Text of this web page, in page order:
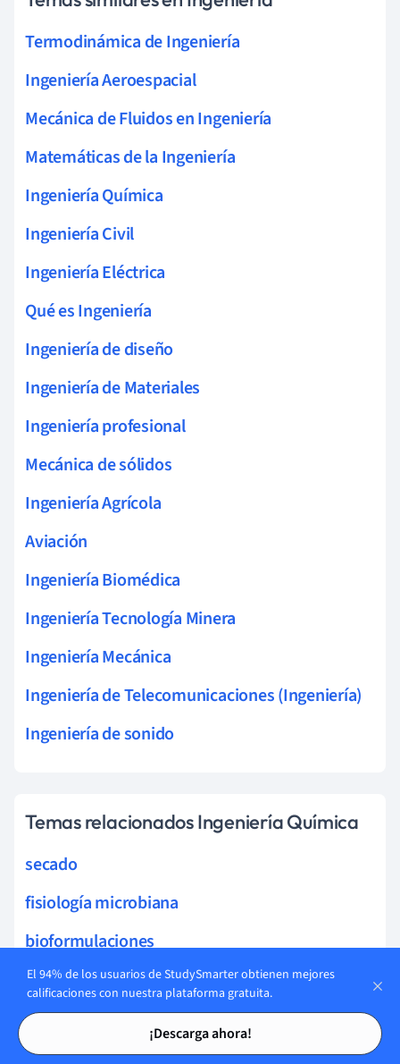
Tarjetas de estudio
Tarjetas de estudio
Termodinámica de Ingeniería
Ingeniería Aeroespacial
Mecánica de Fluidos en Ingeniería
Matemáticas de la Ingeniería
Ingeniería Química
Ingeniería Civil
Ingeniería Eléctrica
Qué es Ingeniería
Ingeniería de diseño
Ingeniería de Materiales
Ingeniería profesional
Mecánica de sólidos
Ingeniería Agrícola
Aviación
Ingeniería Biomédica
Ingeniería Tecnología Minera
Ingeniería Mecánica
Ingeniería de Telecomunicaciones (Ingeniería)
Ingeniería de sonido
Temas relacionados Ingeniería Química
secado
fisiología microbiana
bioformulaciones
bioseparaciones
biotransformaciones
Bioquímica y Biotecnología
El 94% de los usuarios de StudySmarter obtienen mejores
calificaciones con nuestra plataforma gratuita.
¡Descarga ahora!